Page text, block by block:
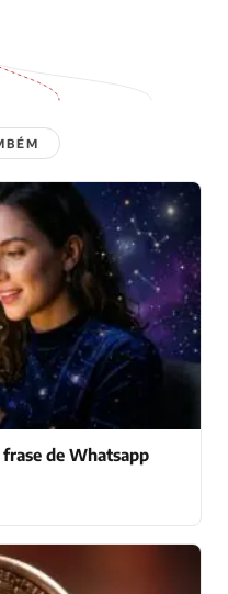
de Whatsapp